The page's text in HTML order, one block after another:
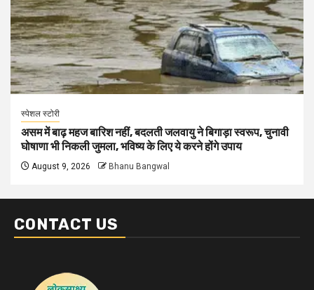
स्पेशल स्टोरी
असम में बाढ़ महज बारिश नहीं, बदलती जलवायु ने बिगाड़ा स्वरूप, चुनावी
घोषाणा भी निकली जुमला, भविष्य के लिए ये करने होंगे उपाय
August 9, 2026 Bhanu Bangwal
CONTACT US